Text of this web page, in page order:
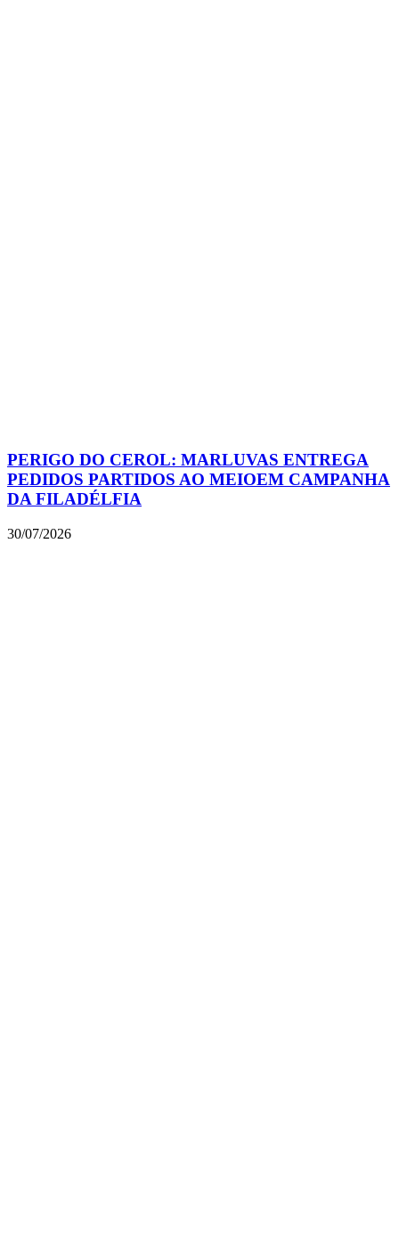
PERIGO DO CEROL: MARLUVAS ENTREGA
PEDIDOS PARTIDOS AO MEIOEM CAMPANHA
DA FILADÉLFIA
30/07/2026